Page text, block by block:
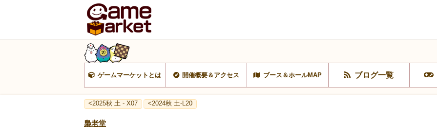
ゲームマーケットとは 開催概要＆アクセス ブース＆ホールMAP ブログ一覧
<2025秋 土 - X07 <2024秋 土-L20
梟老堂